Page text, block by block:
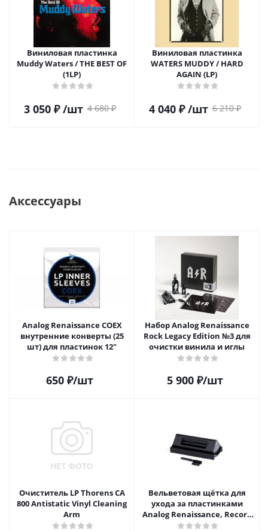
Виниловая пластинка
Muddy Waters / THE BEST OF
(1LP)
3 050₽ /шт 4 680₽
Виниловая пластинка
WATERS MUDDY / HARD
AGAIN (LP)
4 040₽ /шт 6 210₽
Аксессуары
Analog Renaissance COEX
внутренние конверты (25
шт) для пластинок 12"
650 ₽/шт
Набор Analog Renaissance
Rock Legacy Edition №3 для
очистки винила и иглы
5 900₽/шт
Очиститель LP Thorens CA
800 Antistatic Vinyl Cleaning
Arm
Вельветовая щётка для
ухода за пластинками
Analog Renaissance, Record
Velvet Brush, AR-7151, Black